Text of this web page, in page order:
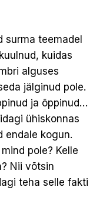
surma teemadel
kuidas
alguses
jälginud pole.
ja õppinud…
ühiskonnas
endale kogun.
pole? Kelle
Nii võtsin
teha selle fakti